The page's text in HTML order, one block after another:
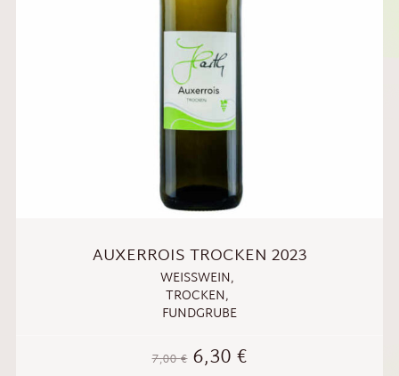
AUXERROIS TROCKEN 2023
WEISSWEIN ,
TROCKEN,
FUNDGRUBE
7,00€ 6,30€